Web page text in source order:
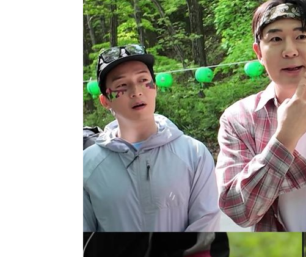
SK하이닉스, 용인·청주 팹에 54조 투자…"AI 메모리 수요 선제 대
여자배구 이재영·이다영 자매, 아제르바이잔 투란VC 입단
외국인 심판 성 접대 7경기 들여다보니…한국 축구 '5승 2무'
[속보]코스닥, 2.86포인트(0.36%) 내린 798.81마감
[속보]코스피, 6200선 약보합…0.60% 내린 6258.77에 마쳐
[속보]원·달러 환율, 7.7원 내린 1416.1원 마감
[속보] 노원서 40.1도 관측…서울, 2018년 이후 첫 40도
[속보]종합특검, '계엄 수용공간 확보' 신용해 前교정본부장 기소
외신들도 주목한 韓축구 파문…"국민적 공분에 수사 재개"
11시간 압수수색에 성접대 파문까지…'쑥대밭' 된 축구협회
[속보]규제합리화위원회 부위원장에 김태유 서울대 공대 교수…이병태